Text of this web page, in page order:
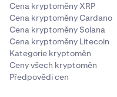
Cena kryptoměny XRP
Cena kryptoměny Cardano
Cena kryptoměny Solana
Cena kryptoměny Litecoin
Kategorie kryptoměn
Ceny všech kryptoměn
Předpovědi cen